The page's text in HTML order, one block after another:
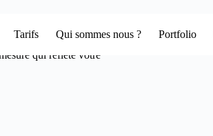
Tarifs Qui sommes nous ? Portfolio
qui reflète votre